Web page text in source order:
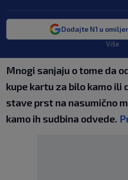
Dodajte N1 u
Više
Mnogi sanjaju o tome da
kupe kartu za bilo kamo ili
stave prst na nasumično
kamo ih sudbina odvede.